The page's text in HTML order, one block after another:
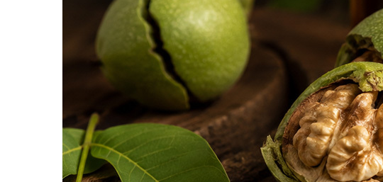
Barmanské kufry, brašny a batohy
Odlivky a sklenice na vodu
Whisky sety a karafy